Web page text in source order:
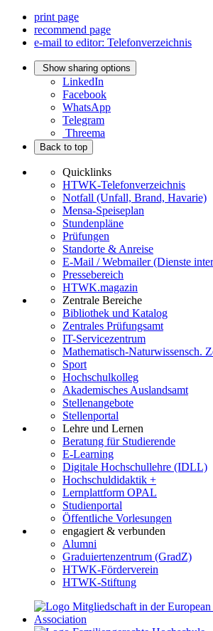
print page
recommend page
e-mail to editor: Telefonverzeichnis
Show sharing options
LinkedIn
Facebook
WhatsApp
Telegram
Threema
Back to top
Quicklinks
HTWK-Telefonverzeichnis
Notfall (Unfall, Brand, Havarie)
Mensa-Speiseplan
Stundenpläne
Prüfungen
Standorte & Anreise
E-Mail / Webmailer (Dienste
Pressebereich
HTWK.magazin
Zentrale Bereiche
Bibliothek und Katalog
Zentrales Prüfungsamt
IT-Servicezentrum
Mathematisch-Naturwissensch.
Sport
Hochschulkolleg
Akademisches Auslandsamt
Stellenangebote
Stellenportal
Lehre und Lernen
Beratung für Studierende
E-Learning
Digitale Hochschullehre (IDLL)
Hochschuldidaktik +
Lernplattform OPAL
Studienportal
Öffentliche Vorlesungen
engagiert & verbunden
Alumni
Graduiertenzentrum (GradZ)
HTWK-Förderverein
HTWK-Stiftung